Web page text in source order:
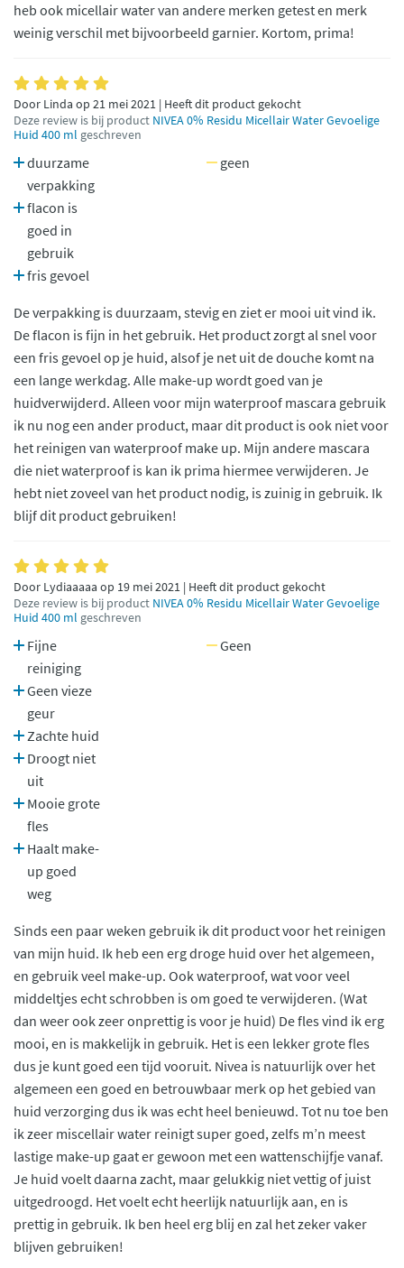
heb ook micellair water van andere merken getest en merk
weinig verschil met bijvoorbeeld garnier. Kortom, prima!
Door Linda op 21 mei 2021 | Heeft dit product gekocht
Deze review is bij product NIVEA 0% Residu Micellair Water Gevoelige
Huid 400 ml geschreven
duurzame
verpakking
flacon is
goed in
gebruik
fris gevoel
geen
De verpakking is duurzaam, stevig en ziet er mooi uit vind ik.
De flacon is fijn in het gebruik. Het product zorgt al snel voor
een fris gevoel op je huid, alsof je net uit de douche komt na
een lange werkdag. Alle make-up wordt goed van je
huidverwijderd. Alleen voor mijn waterproof mascara gebruik
ik nu nog een ander product, maar dit product is ook niet voor
het reinigen van waterproof make up. Mijn andere mascara
die niet waterproof is kan ik prima hiermee verwijderen. Je
hebt niet zoveel van het product nodig, is zuinig in gebruik. Ik
blijf dit product gebruiken!
Door Lydiaaaaa op 19 mei 2021 | Heeft dit product gekocht
Deze review is bij product NIVEA 0% Residu Micellair Water Gevoelige
Huid 400 ml geschreven
Fijne
reiniging
Geen vieze
geur
Zachte huid
Droogt niet
uit
Mooie grote
fles
Haalt make-
up goed
weg
Geen
Sinds een paar weken gebruik ik dit product voor het reinigen
van mijn huid. Ik heb een erg droge huid over het algemeen,
en gebruik veel make-up. Ook waterproof, wat voor veel
middeltjes echt schrobben is om goed te verwijderen. (Wat
dan weer ook zeer onprettig is voor je huid) De fles vind ik erg
mooi, en is makkelijk in gebruik. Het is een lekker grote fles
dus je kunt goed een tijd vooruit. Nivea is natuurlijk over het
algemeen een goed en betrouwbaar merk op het gebied van
huid verzorging dus ik was echt heel benieuwd. Tot nu toe ben
ik zeer miscellair water reinigt super goed, zelfs m’n meest
lastige make-up gaat er gewoon met een wattenschijfje vanaf.
Je huid voelt daarna zacht, maar gelukkig niet vettig of juist
uitgedroogd. Het voelt echt heerlijk natuurlijk aan, en is
prettig in gebruik. Ik ben heel erg blij en zal het zeker vaker
blijven gebruiken!